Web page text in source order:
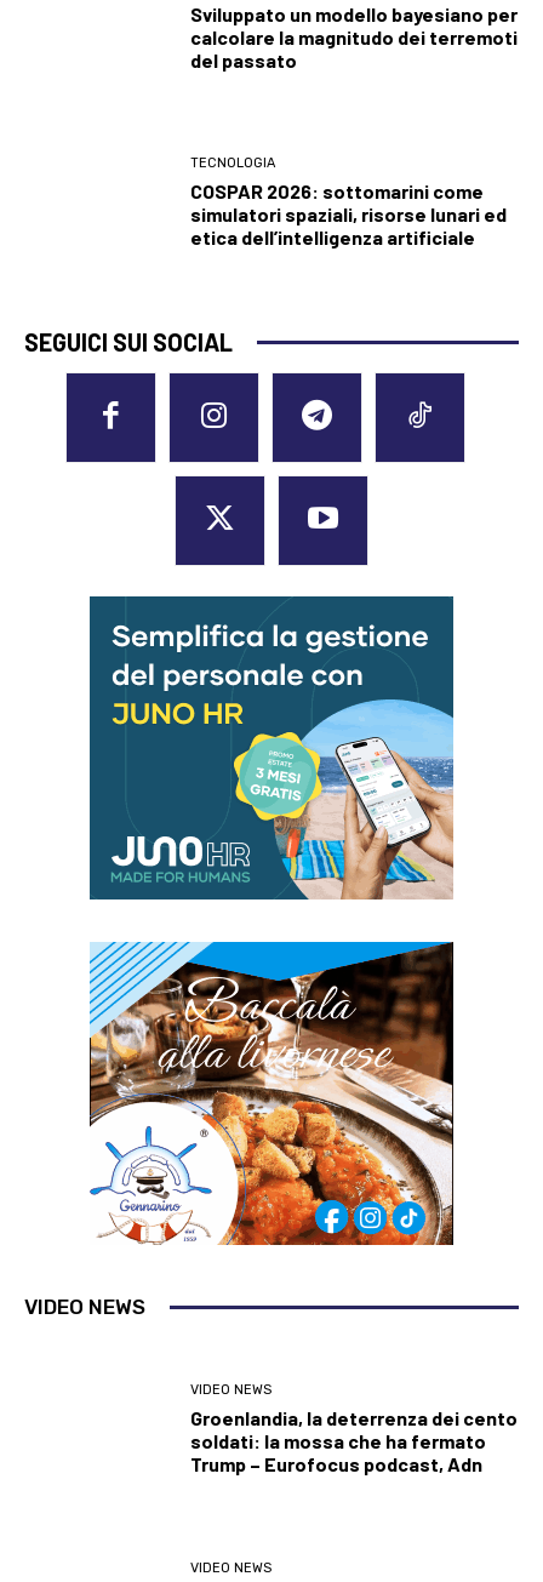
Sviluppato un modello bayesiano per
calcolare la magnitudo dei terremoti
del passato
TECNOLOGIA
COSPAR 2026: sottomarini come
simulatori spaziali, risorse lunari ed
etica dell’intelligenza artificiale
SEGUICI SUI SOCIAL
VIDEO NEWS
VIDEO NEWS
Groenlandia, la deterrenza dei cento
soldati: la mossa che ha fermato
Trump – Eurofocus podcast, Adn
VIDEO NEWS